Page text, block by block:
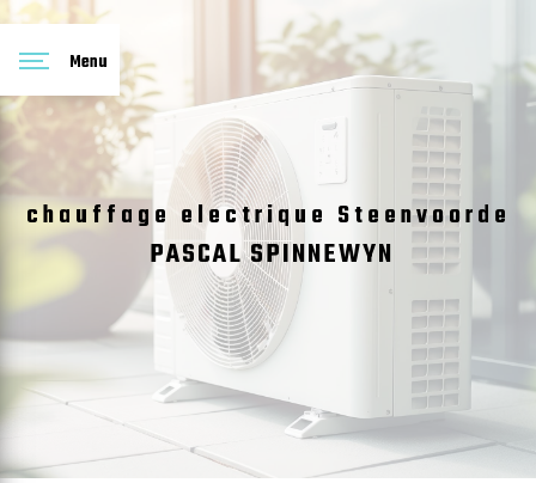
Menu
chauffage electrique Steenvoorde
PASCAL SPINNEWYN
Panneau de gestion des cookies